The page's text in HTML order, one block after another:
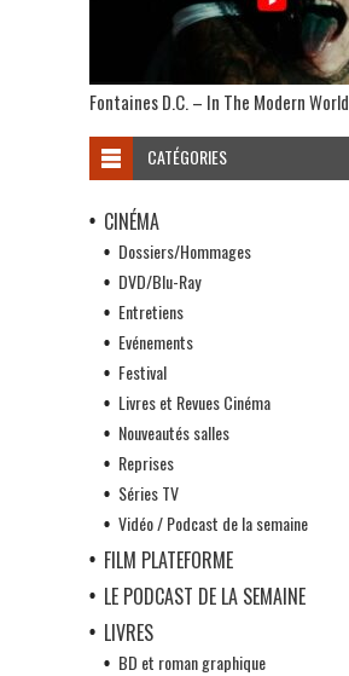
Fontaines D.C. – In The Modern World
CATÉGORIES
CINÉMA
Dossiers/Hommages
DVD/Blu-Ray
Entretiens
Evénements
Festival
Livres et Revues Cinéma
Nouveautés salles
Reprises
Séries TV
Vidéo / Podcast de la semaine
FILM PLATEFORME
LE PODCAST DE LA SEMAINE
LIVRES
BD et roman graphique